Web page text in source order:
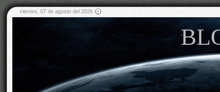
viernes, 07 de agosto del 2026